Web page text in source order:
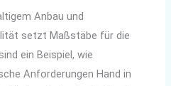
Anbau und
setzt Maßstäbe für die
ein Beispiel, wie
Anforderungen Hand in